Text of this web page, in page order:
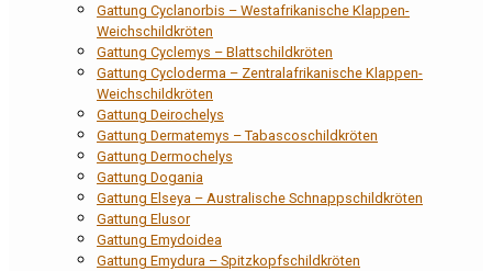
Gattung Cyclanorbis – Westafrikanische Klappen-
Weichschildkröten
Gattung Cyclemys – Blattschildkröten
Gattung Cycloderma – Zentralafrikanische Klappen-
Weichschildkröten
Gattung Deirochelys
Gattung Dermatemys – Tabascoschildkröten
Gattung Dermochelys
Gattung Dogania
Gattung Elseya – Australische Schnappschildkröten
Gattung Elusor
Gattung Emydoidea
Gattung Emydura – Spitzkopfschildkröten